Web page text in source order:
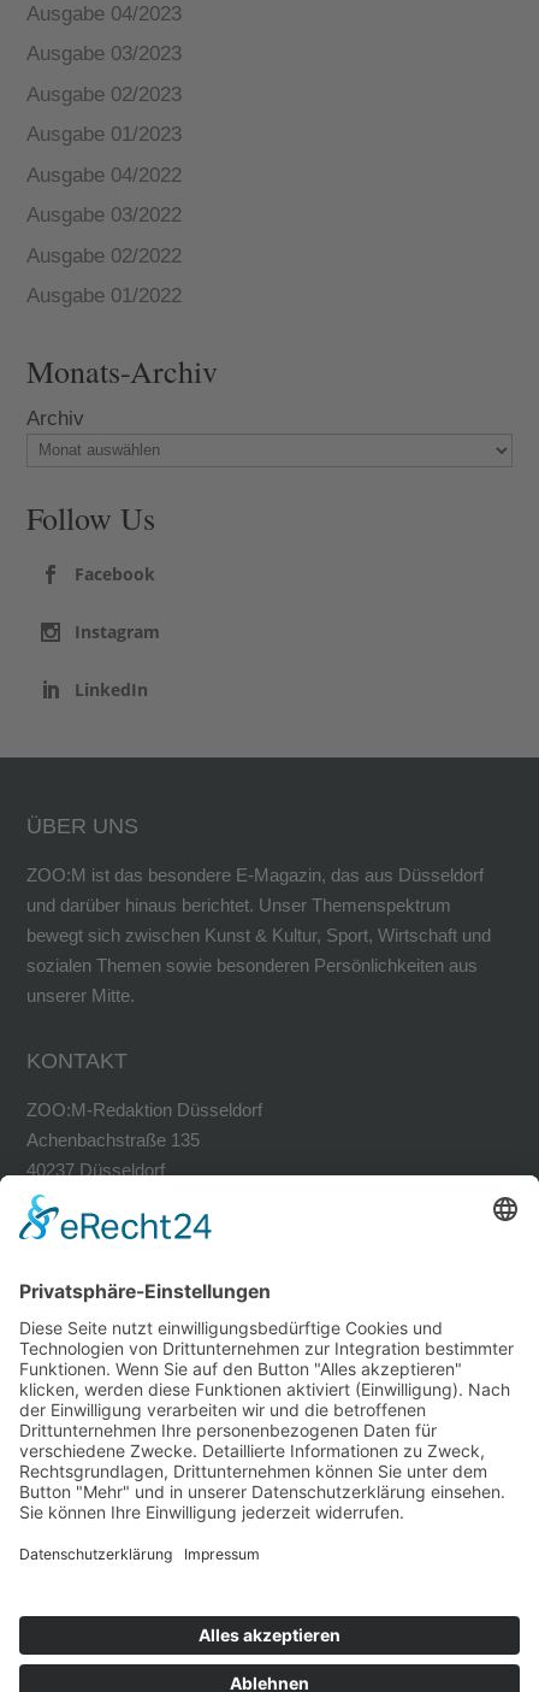
Ausgabe 04/2023
Ausgabe 03/2023
Ausgabe 02/2023
Ausgabe 01/2023
Ausgabe 04/2022
Ausgabe 03/2022
Ausgabe 02/2022
Ausgabe 01/2022
Monats-Archiv
Archiv
Follow Us
Facebook
Instagram
LinkedIn
ÜBER UNS
ZOO:M ist das besondere E-Magazin, das aus Düsseldorf
und darüber hinaus berichtet. Unser Themenspektrum
bewegt sich zwischen Kunst & Kultur, Sport, Wirtschaft und
sozialen Themen sowie besonderen Persönlichkeiten aus
unserer Mitte.
KONTAKT
ZOO:M-Redaktion Düsseldorf
Achenbachstraße 135
40237 Düsseldorf
Tel. 0211-30200741
Fax 0211-30200749
RECHTLICHES
Impressum
Datenschutz
Datenschutz Social Networks
Mediadaten